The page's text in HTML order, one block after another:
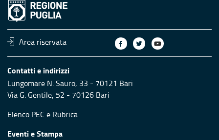
Area riservata
Contatti e indirizzi
Lungomare N. Sauro, 33 - 70121 Bari
Via G. Gentile, 52 - 70126 Bari
Elenco PEC e Rubrica
Eventi e Stampa